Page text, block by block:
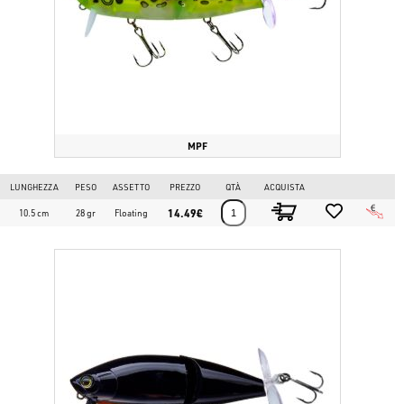
finishes (Branchie, pinne, scaglie dipinte internamente e
finiture 3D Prism brevettate)
UV Polycarbonate Prop (Elica in Policarbonato UV)
Tough and Durable ABS Resin Material (Materiale in resina ABS
Pesce target: BLACK BASS - LUCCIO (PIKE)
Unisce la paletta verticale da wakebait a un'elica posteriore reattiva ai
raggi UV (propbait). Integra gli esclusivi inserti olografici interni 3D
MPF
LUNGHEZZA PESO ASSETTO PREZZO QTÀ ACQUISTA
10.5 cm 28 gr Floating 14.49€